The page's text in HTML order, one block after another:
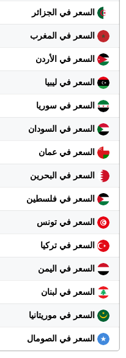
السعر في الجزائر
السعر في المغرب
السعر في الأردن
السعر في ليبيا
السعر في سوريا
السعر في السودان
السعر في عمان
السعر في البحرين
السعر في فلسطين
السعر في تونس
السعر في تركيا
السعر في اليمن
السعر في لبنان
السعر في موريتانيا
السعر في الصومال